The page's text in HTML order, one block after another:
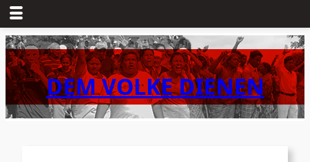
Zum
Inhalt
springenDEM VOLKE DIENEN